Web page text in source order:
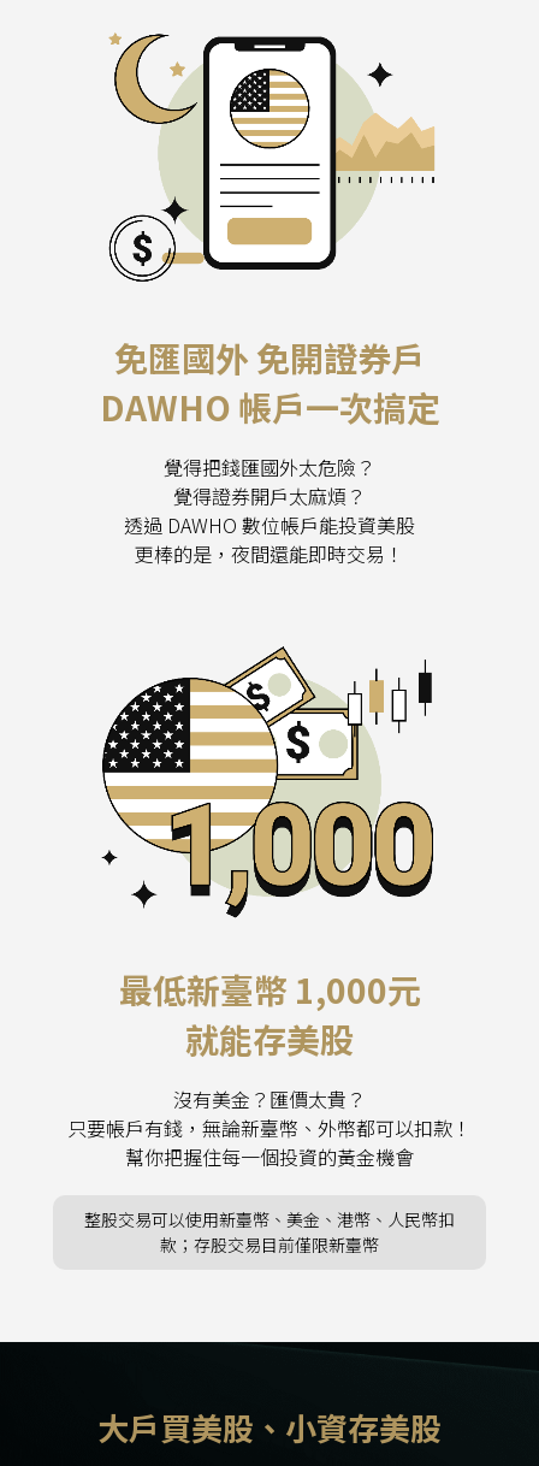
免匯國外 免開證券戶
DAWHO 帳戶一次搞定
覺得把錢匯國外太危險？
覺得證券開戶太麻煩？
透過 DAWHO 數位帳戶能投資美股
更棒的是，夜間還能即時交易！
最低新臺幣 1,000元
就能存美股
沒有美金？匯價太貴？
只要帳戶有錢，無論新臺幣、外幣都可以扣款！
幫你把握住每一個投資的黃金機會
整股交易可以使用新臺幣、美金、港幣、人民幣扣
款；存股交易目前僅限新臺幣
大戶買美股、小資存美股